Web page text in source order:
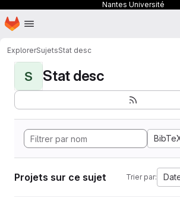
Nantes Université
Passer au contenu principal
Page d'accueil
ExplorerSujetsStat desc
S Stat desc
Projets sur ce sujet Trier par: